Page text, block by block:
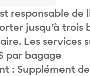
responsable
jusqu’à
Les services
par bagage
: Supplément